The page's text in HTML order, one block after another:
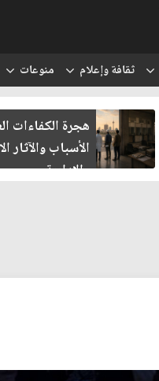
ثقافة وإعلام منوعات
هجرة الكفاءات
الأسباب والآثار
والإدارية